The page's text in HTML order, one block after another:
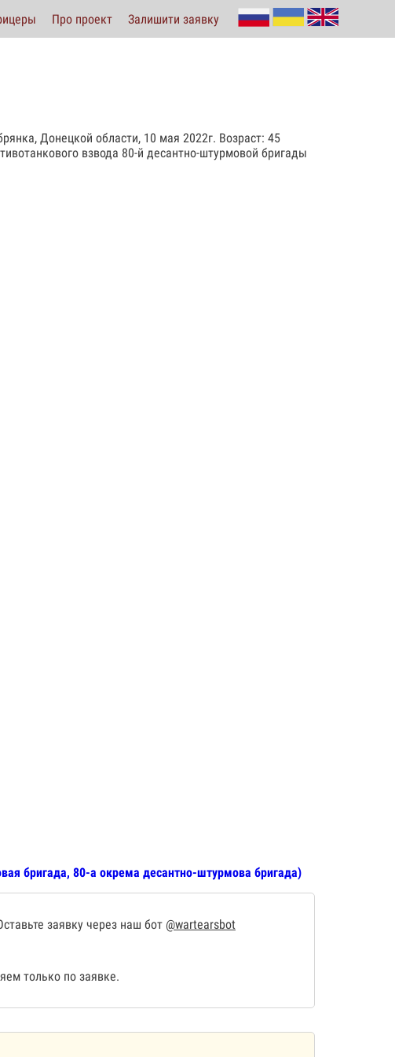
Про проект Залишити заявку
Донецкой области, 10 мая 2022г. Возраст: 45
взвода 80-й десантно-штурмовой бригады
бригада, 80-а окрема десантно-штурмова бригада)
заявку через наш бот @wartearsbot
только по заявке.